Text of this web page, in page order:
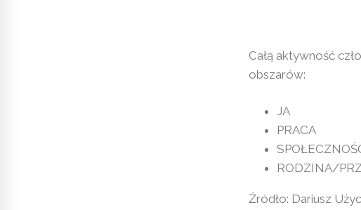
Całą aktywność
obszarów:
JA
PRACA
RODZINA/
Źródło: Dariusz